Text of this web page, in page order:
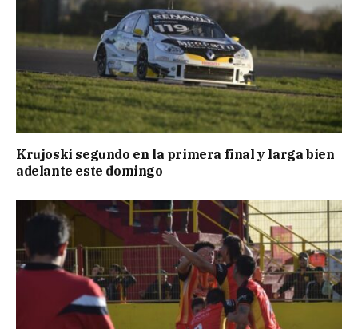
Krujoski segundo en la primera final y larga bien
adelante este domingo